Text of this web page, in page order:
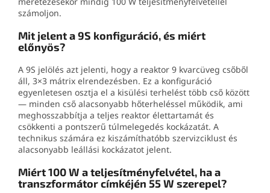
számoljon.
Mit jelent a 9S konfiguráció, és miért
előnyös?
A 9S jelölés azt jelenti, hogy a reaktor 9 kvarcüveg csőből
áll, 3×3 mátrix elrendezésben. Ez a konfiguráció
egyenletesen osztja el a kisülési terhelést több cső között
— minden cső alacsonyabb hőterheléssel működik, ami
meghosszabbítja a teljes reaktor élettartamát és
csökkenti a pontszerű túlmelegedés kockázatát. A
technikus számára ez kiszámíthatóbb szervizciklust és
alacsonyabb leállási kockázatot jelent.
Miért 100 W a teljesítményfelvétel, ha a
transzformátor címkéjén 55 W szerepel?